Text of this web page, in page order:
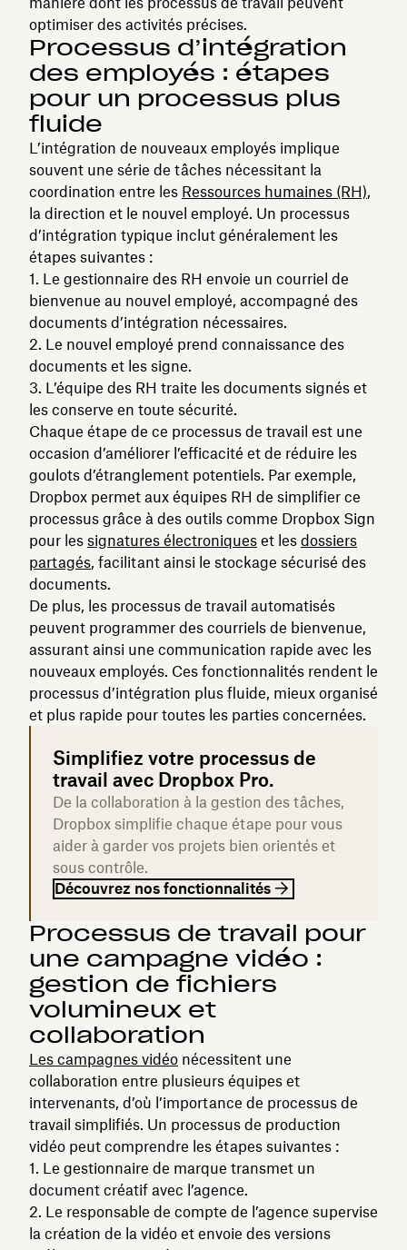
optimiser des activités précises.
Processus d’intégration
des employés : étapes
pour un processus plus
fluide
L’intégration de nouveaux employés implique
souvent une série de tâches nécessitant la
coordination entre les Ressources humaines (RH),
la direction et le nouvel employé. Un processus
d’intégration typique inclut généralement les
étapes suivantes :
Le gestionnaire des RH envoie un courriel de
bienvenue au nouvel employé, accompagné des
documents d’intégration nécessaires.
Le nouvel employé prend connaissance des
documents et les signe.
L’équipe des RH traite les documents signés et
les conserve en toute sécurité.
Chaque étape de ce processus de travail est une
occasion d’améliorer l’efficacité et de réduire les
goulots d’étranglement potentiels. Par exemple,
Dropbox permet aux équipes RH de simplifier ce
processus grâce à des outils comme Dropbox Sign
pour les signatures électroniques et les dossiers
partagés, facilitant ainsi le stockage sécurisé des
documents.
De plus, les processus de travail automatisés
peuvent programmer des courriels de bienvenue,
assurant ainsi une communication rapide avec les
nouveaux employés. Ces fonctionnalités rendent le
processus d’intégration plus fluide, mieux organisé
et plus rapide pour toutes les parties concernées.
Simplifiez votre processus de
travail avec Dropbox Pro.
De la collaboration à la gestion des tâches,
Dropbox simplifie chaque étape pour vous
aider à garder vos projets bien orientés et
sous contrôle.
Découvrez nos fonctionnalités
Processus de travail pour
une campagne vidéo :
gestion de fichiers
volumineux et
collaboration
Les campagnes vidéo nécessitent une
collaboration entre plusieurs équipes et
intervenants, d’où l’importance de processus de
travail simplifiés. Un processus de production
vidéo peut comprendre les étapes suivantes :
Le gestionnaire de marque transmet un
document créatif avec l’agence.
Le responsable de compte de l’agence supervise
la création de la vidéo et envoie des versions